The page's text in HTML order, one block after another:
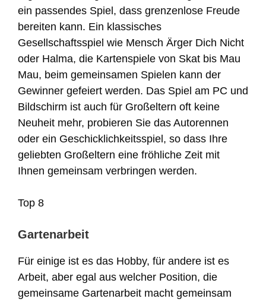
ein passendes Spiel, dass grenzenlose Freude
bereiten kann. Ein klassisches
Gesellschaftsspiel wie Mensch Ärger Dich Nicht
oder Halma, die Kartenspiele von Skat bis Mau
Mau, beim gemeinsamen Spielen kann der
Gewinner gefeiert werden. Das Spiel am PC und
Bildschirm ist auch für Großeltern oft keine
Neuheit mehr, probieren Sie das Autorennen
oder ein Geschicklichkeitsspiel, so dass Ihre
geliebten Großeltern eine fröhliche Zeit mit
Ihnen gemeinsam verbringen werden.
Top 8
Gartenarbeit
Für einige ist es das Hobby, für andere ist es
Arbeit, aber egal aus welcher Position, die
gemeinsame Gartenarbeit macht gemeinsam